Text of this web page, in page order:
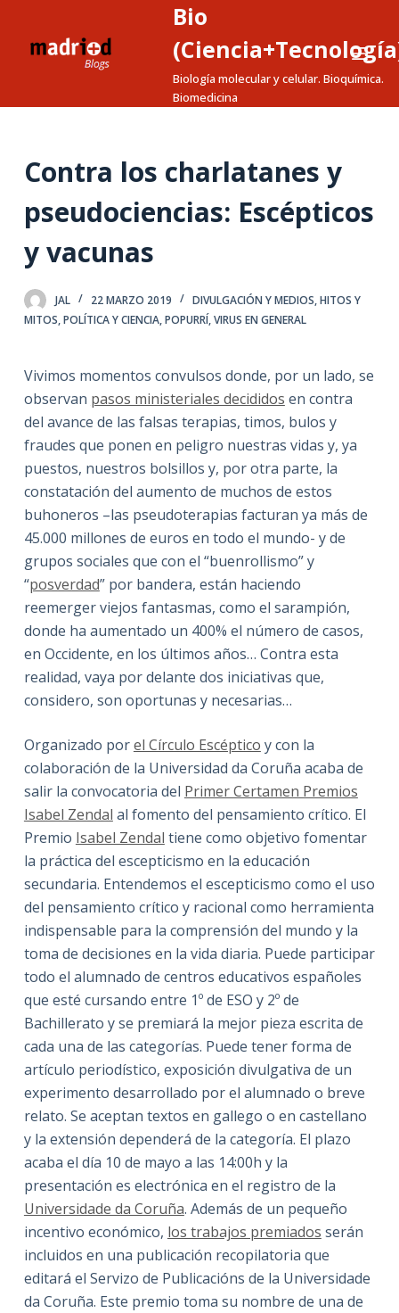
a
o
n
e
n
d
o
Bio
Biología molecular y celular. Bioquímica.
Biomedicina
Contra los charlatanes y
pseudociencias: Escépticos
y vacunas
JAL 22 MARZO 2019 DIVULGACIÓN Y MEDIOS,HITOS Y
MITOS,POLÍTICA Y CIENCIA,POPURRÍ,VIRUS EN GENERAL
Vivimos momentos convulsos donde, por un lado, se
observan pasos ministeriales decididos en contra
del avance de las falsas terapias, timos, bulos y
fraudes que ponen en peligro nuestras vidas y, ya
puestos, nuestros bolsillos y, por otra parte, la
constatación del aumento de muchos de estos
buhoneros –las pseudoterapias facturan ya más de
45.000 millones de euros en todo el mundo- y de
grupos sociales que con el “buenrollismo” y
“posverdad” por bandera, están haciendo
reemerger viejos fantasmas, como el sarampión,
donde ha aumentado un 400% el número de casos,
en Occidente, en los últimos años… Contra esta
realidad, vaya por delante dos iniciativas que,
considero, son oportunas y necesarias…
Organizado porel Círculo Escéptico y con la
colaboración de la Universidad da Coruña acaba de
salir la convocatoria del Primer Certamen Premios
Isabel Zendal al fomento del pensamiento crítico. El
Premio Isabel Zendal tiene como objetivo fomentar
la práctica del escepticismo en la educación
secundaria. Entendemos el escepticismo como el uso
del pensamiento crítico y racional como herramienta
indispensable para la comprensión del mundo y la
toma de decisiones en la vida diaria. Puede participar
todo el alumnado de centros educativos españoles
que esté cursando entre 1º de ESO y 2º de
Bachillerato y se premiará la mejor pieza escrita de
cada una de las categorías. Puede tener forma de
artículo periodístico, exposición divulgativa de un
experimento desarrollado por el alumnado o breve
relato. Se aceptan textos en gallego o en castellano
y la extensión dependerá de la categoría. El plazo
acaba el día 10 de mayo a las 14:00h y la
presentación es electrónica en el registro de la
Universidade da Coruña. Además de un pequeño
incentivo económico, los trabajos premiados serán
incluidos en una publicación recopilatoria que
editará el Servizo de Publicacións de la Universidade
da Coruña. Este premio toma su nombre de una de